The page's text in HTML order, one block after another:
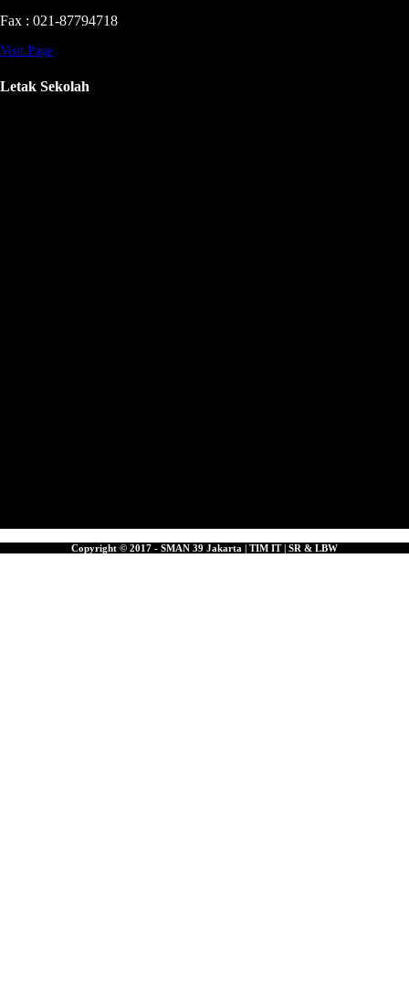
Fax : 021-87794718
Visit Page
Letak Sekolah
Copyright © 2017 - SMAN 39 Jakarta | TIM IT | SR & LBW